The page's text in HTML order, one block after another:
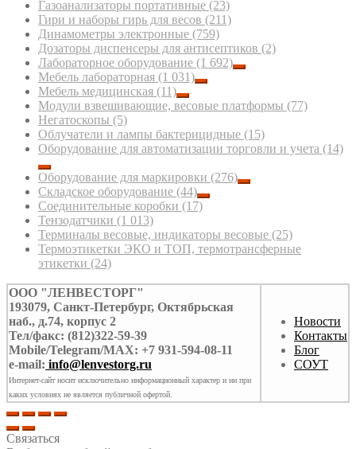
Газоанализаторы портативные (23)
Гири и наборы гирь для весов (211)
Динамометры электронные (759)
Дозаторы диспенсеры для антисептиков (2)
Лабораторное оборудование (1 692)
Мебель лабораторная (1 031)
Мебель медицинская (11)
Модули взвешивающие, весовые платформы (77)
Негатоскопы (5)
Облучатели и лампы бактерицидные (15)
Оборудование для автоматизации торговли и учета (14)
Оборудование для маркировки (276)
Складское оборудование (44)
Соединительные коробки (17)
Тензодатчики (1 013)
Терминалы весовые, индикаторы весовые (25)
Термоэтикетки ЭКО и ТОП, термотрансферные
этикетки (24)
ООО "ЛЕНВЕСТОРГ"
193079, Санкт-Петербург, Октябрьская
наб., д.74, корпус 2
Тел/факс: (812)322-59-39
Mobile/Telegram/MAX: +7 931-594-08-11
e-mail: info@lenvestorg.ru
Интернет-сайт носит исключительно информационный характер и ни при
каких условиях не является публичной офертой.
Новости
Контакты
Блог
СОУТ
Связаться